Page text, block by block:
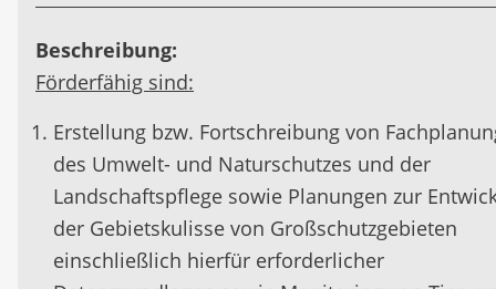
Beschreibung:
Förderfähig sind:
Erstellung bzw. Fortschreibung von
des Umwelt- und Naturschutzes und der
Landschaftspflege sowie Planungen zur
der Gebietskulisse von Großschutzgebieten
einschließlich hierfür erforderlicher